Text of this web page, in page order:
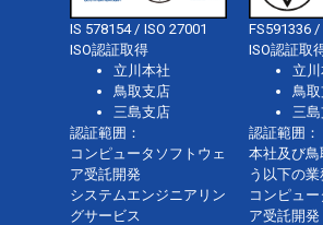
IS 578154 / ISO 27001
ISO認証取得
立川本社
鳥取支店
三島支店
認証範囲：
コンピュータソフトウェ
ア受託開発
システムエンジニアリン
グサービス
FS591336 /
ISO認証取
立
鳥
三
認証範囲：
本社及び
う以下の業
コンピュ
ア受託開発